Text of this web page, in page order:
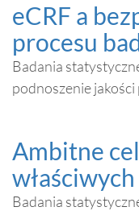
eCRF a
procesu
Badania
podnoszenie
Ambitne
Badania